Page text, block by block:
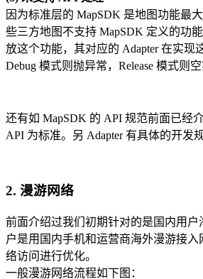
因为标准层的 MapSDK 是地图功能最
些三方地图不支持 MapSDK 定义的功
放这个功能，其对应的 Adapter 在实现
Debug 模式则抛异常，Release 模式则空
还有如 MapSDK 的 API 规范前面已经
API 为标准。另 Adapter 有具体的开发
2. 漫游网络
前面介绍过我们初期针对的是国内用户
户是用国内手机和运营商海外漫游接入
络访问进行优化。
一般漫游网络流程如下图：